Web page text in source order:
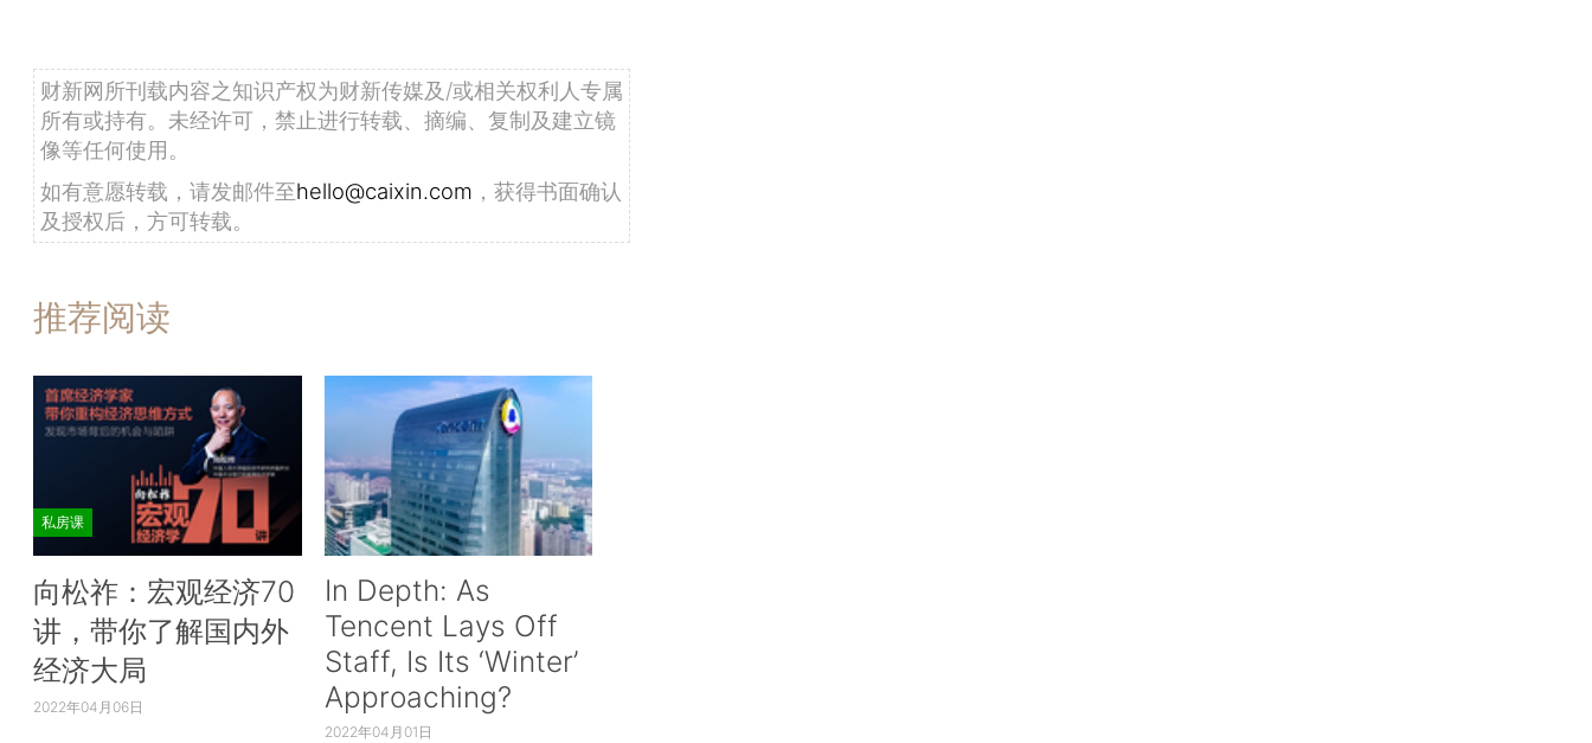
财新网所刊载内容之知识产权为财新传媒及/或相关权利人专属
所有或持有。未经许可，禁止进行转载、摘编、复制及建立镜
像等任何使用。
如有意愿转载，请发邮件至hello@caixin.com ，获得书面确认
及授权后，方可转载。
推荐阅读
私房课
向松祚：宏观经济70
讲，带你了解国内外
经济大局
2022年04月06日
In Depth: As
Tencent Lays Off
Staff, Is Its ‘Winter’
Approaching?
2022年04月01日